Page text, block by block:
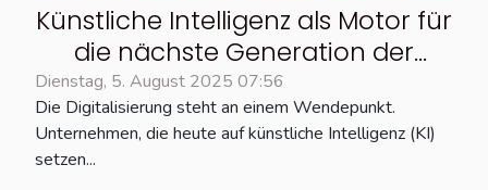
Künstliche Intelligenz als Motor für
die nächste Generation der
Geschäftswelt
Dienstag, 5. August 2025 07:56
Die Digitalisierung steht an einem Wendepunkt.
Unternehmen, die heute auf künstliche Intelligenz (KI)
setzen...